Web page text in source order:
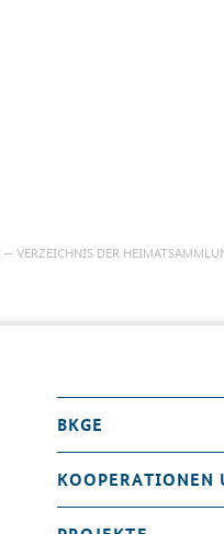
VERZEICHNIS DER
BKGE
KOOPERATIONEN